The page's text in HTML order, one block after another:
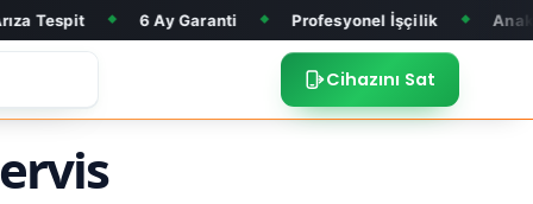
6 Ay Garanti ◆ Profesyonel İşçilik ◆ Anakart Tamiri ◆
Cihazını Sat